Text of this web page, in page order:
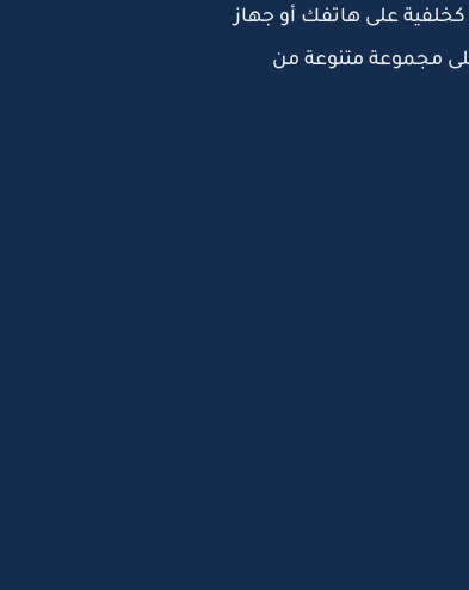
على هاتفك أو جهاز
مجموعة متنوعة من